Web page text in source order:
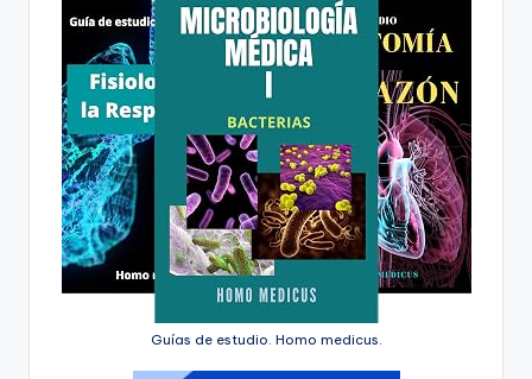
Guías de estudio. Homo medicus.